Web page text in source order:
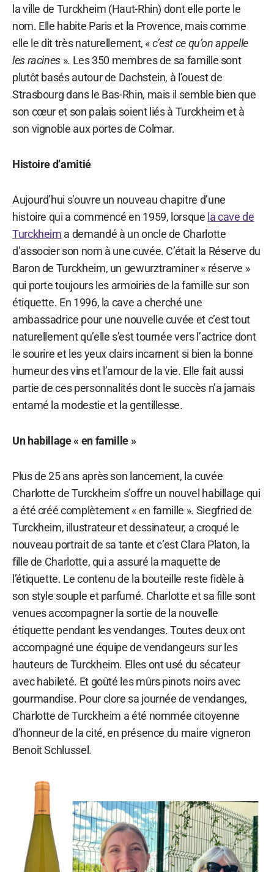
la ville de Turckheim (Haut-Rhin) dont elle porte le
nom. Elle habite Paris et la Provence, mais comme
elle le dit très naturellement, «c’est ce qu’on appelle
les racines ». Les 350 membres de sa famille sont
plutôt basés autour de Dachstein, à l’ouest de
Strasbourg dans le Bas-Rhin, mais il semble bien que
son cœur et son palais soient liés à Turckheim et à
son vignoble aux portes de Colmar.
Histoire d’amitié
Aujourd’hui s’ouvre un nouveau chapitre d’une
histoire qui a commencé en 1959, lorsque la cave de
Turckheim a demandé à un oncle de Charlotte
d’associer son nom à une cuvée. C’était la Réserve du
Baron de Turckheim, un gewurztraminer « réserve »
qui porte toujours les armoiries de la famille sur son
étiquette. En 1996, la cave a cherché une
ambassadrice pour une nouvelle cuvée et c’est tout
naturellement qu’elle s’est tournée vers l’actrice dont
le sourire et les yeux clairs incarnent si bien la bonne
humeur des vins et l’amour de la vie. Elle fait aussi
partie de ces personnalités dont le succès n’a jamais
entamé la modestie et la gentillesse.
Un habillage « en famille »
Plus de 25 ans après son lancement, la cuvée
Charlotte de Turckheim s’offre un nouvel habillage qui
a été créé complètement « en famille ». Siegfried de
Turckheim, illustrateur et dessinateur, a croqué le
nouveau portrait de sa tante et c’est Clara Platon, la
fille de Charlotte, qui a assuré la maquette de
l’étiquette. Le contenu de la bouteille reste fidèle à
son style souple et parfumé. Charlotte et sa fille sont
venues accompagner la sortie de la nouvelle
étiquette pendant les vendanges. Toutes deux ont
accompagné une équipe de vendangeurs sur les
hauteurs de Turckheim. Elles ont usé du sécateur
avec habileté. Et goûté les mûrs pinots noirs avec
gourmandise. Pour clore sa journée de vendanges,
Charlotte de Turckheim a été nommée citoyenne
d’honneur de la cité, en présence du maire vigneron
Benoit Schlussel.